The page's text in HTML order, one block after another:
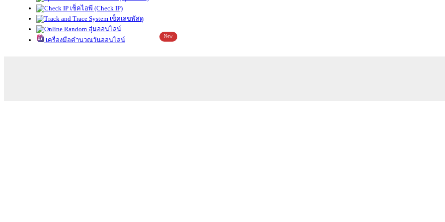
เช็คไอพี (Check IP)
เช็คเลขพัสดุ
สุ่มออนไลน์
เครื่องมือคำนวณวันออนไลน์
New